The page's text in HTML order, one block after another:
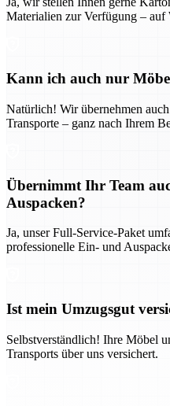
Materialien zur Verfügung –
Kann ich auch nur
Natürlich! Wir übernehmen
Transporte – ganz nach Ihrem
Übernimmt Ihr Team
Auspacken?
Ja, unser Full-Service-Paket
professionelle Ein- und
Ist mein Umzugsgut
Selbstverständlich! Ihre Möbel
Transports über uns versichert.